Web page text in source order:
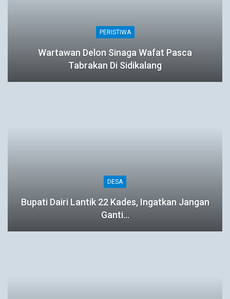
PERISTIWA
Wartawan Delon Sinaga Wafat Pasca
Tabrakan Di Sidikalang
DESA
Bupati Dairi Lantik 22 Kades, Ingatkan Jangan
Ganti…